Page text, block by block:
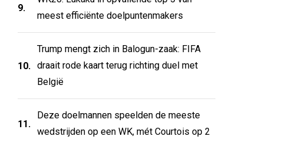
9.
meest efficiënte doelpuntenmakers
10.
Trump mengt zich in Balogun-zaak: FIFA
draait rode kaart terug richting duel met
België
11.
Deze doelmannen speelden de meeste
wedstrijden op een WK, mét Courtois op 2